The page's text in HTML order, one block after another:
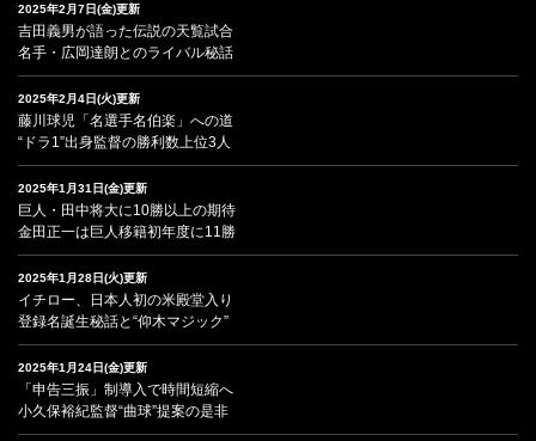
2025年2月7日(金)更新
吉田義男が語った伝説の天覧試合
名手・広岡達朗とのライバル秘話
2025年2月4日(火)更新
藤川球児「名選手名伯楽」への道
“ドラ1”出身監督の勝利数上位3人
2025年1月31日(金)更新
巨人・田中将大に10勝以上の期待
金田正一は巨人移籍初年度に11勝
2025年1月28日(火)更新
イチロー、日本人初の米殿堂入り
登録名誕生秘話と“仰木マジック”
2025年1月24日(金)更新
「申告三振」制導入で時間短縮へ
小久保裕紀監督“曲球”提案の是非